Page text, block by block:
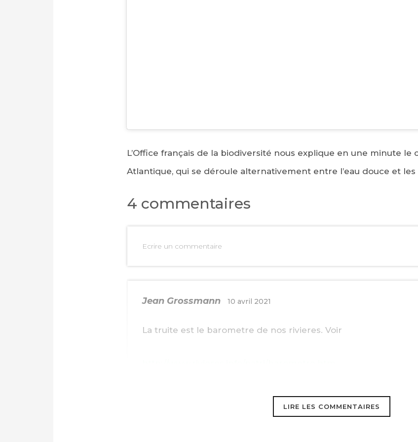
IMPRIMER
L’Office français de la biodiversité nous explique en une minute le
Atlantique, qui se déroule alternativement entre l’eau douce et
4 commentaires
Ecrire un commentaire
Jean Grossmann 10 avril 2021
La truite est le barometre de nos rivieres. Voir
LIRE LES COMMENTAIRES